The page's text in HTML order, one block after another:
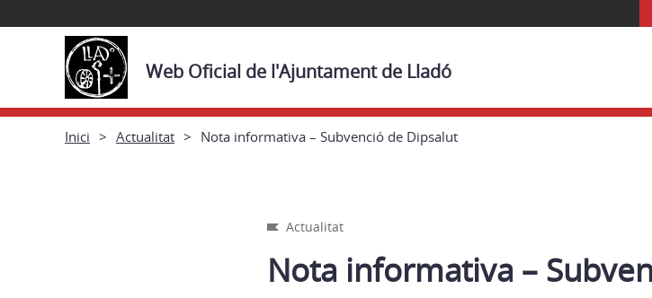
Web Oficial de l'Ajuntament de Lladó
Inici Actualitat Nota informativa – Subvenció de Dipsalut
Actualitat
Nota informativa –